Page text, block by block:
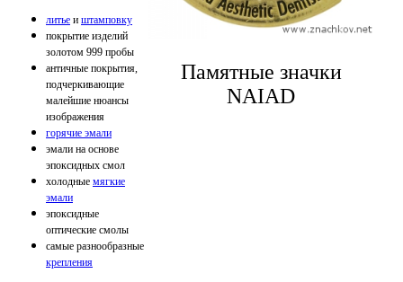
литьe и штампoвку
покрытие изделий
золотом 999 пробы
античные покрытия,
подчеркивающие
малейшие нюансы
изображения
гoрячие эмaли
эмали на основе
эпоксидных смол
холодные мягкие
эмали
эпоксидные
оптические смолы
самые разнообразные
крeпления
Памятные значки
NAIAD